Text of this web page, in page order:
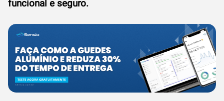
funcional e seguro.